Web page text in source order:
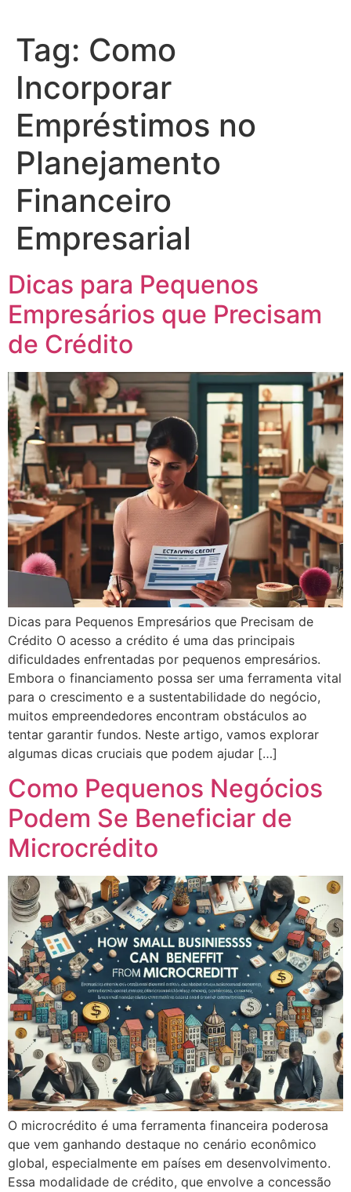
Tag: Como
Incorporar
Empréstimos no
Planejamento
Financeiro
Empresarial
Dicas para Pequenos
Empresários que Precisam
de Crédito
Dicas para Pequenos Empresários que Precisam de
Crédito O acesso a crédito é uma das principais
dificuldades enfrentadas por pequenos empresários.
Embora o financiamento possa ser uma ferramenta vital
para o crescimento e a sustentabilidade do negócio,
muitos empreendedores encontram obstáculos ao
tentar garantir fundos. Neste artigo, vamos explorar
algumas dicas cruciais que podem ajudar […]
Como Pequenos Negócios
Podem Se Beneficiar de
Microcrédito
O microcrédito é uma ferramenta financeira poderosa
que vem ganhando destaque no cenário econômico
global, especialmente em países em desenvolvimento.
Essa modalidade de crédito, que envolve a concessão